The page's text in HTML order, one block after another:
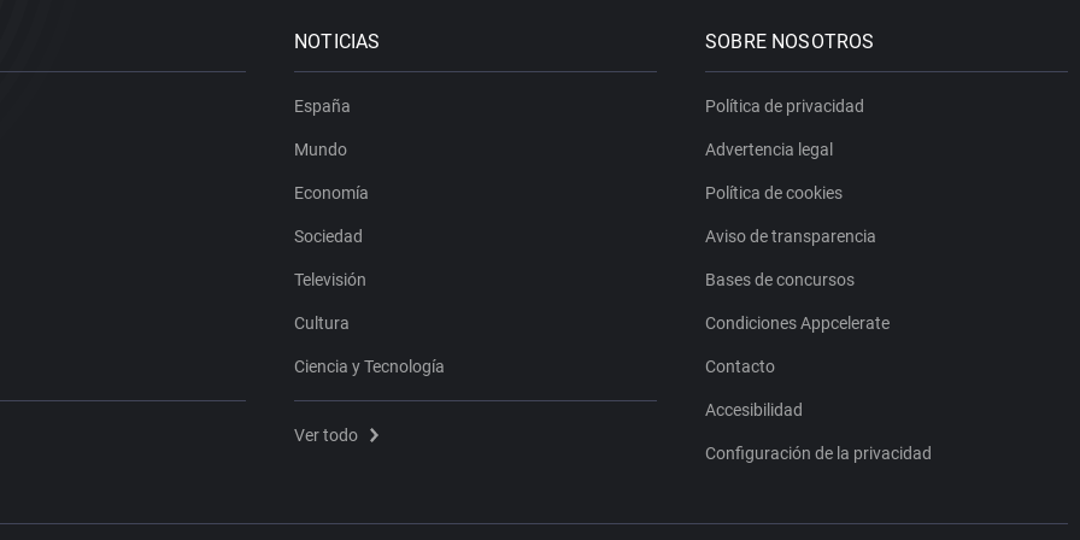
NOTICIAS
España
Mundo
Economía
Sociedad
Televisión
Cultura
Ciencia y Tecnología
Ver todo
SOBRE NOSOTROS
Política de privacidad
Advertencia legal
Política de cookies
Aviso de transparencia
Bases de concursos
Condiciones Appcelerate
Contacto
Accesibilidad
Configuración de la privacidad